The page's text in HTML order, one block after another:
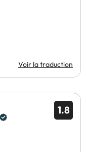
Voir la traduction
1.8